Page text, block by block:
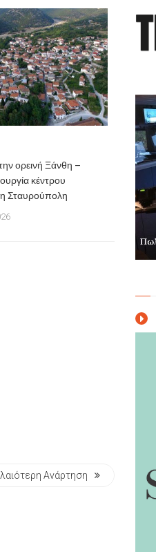
ορεινή Ξάνθη –
κέντρου
Σταυρούπολη
Ανάρτηση